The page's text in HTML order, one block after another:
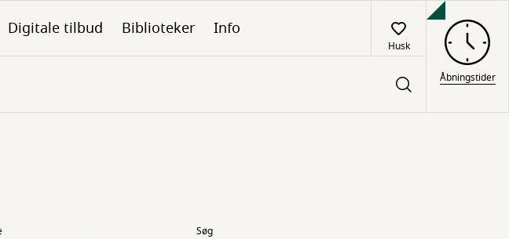
Digitale tilbud Biblioteker Info
Husk
Åbningstider
Søg